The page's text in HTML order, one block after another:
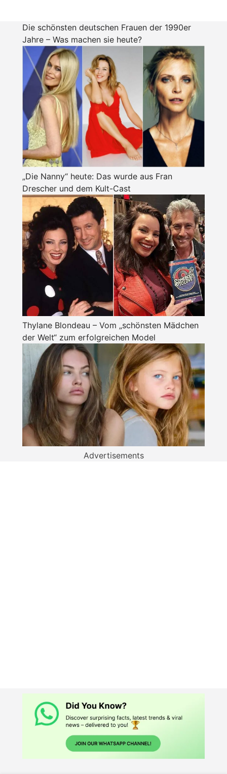
Die schönsten deutschen Frauen der 1990er
Jahre – Was machen sie heute?
„Die Nanny“ heute: Das wurde aus Fran
Drescher und dem Kult-Cast
Thylane Blondeau – Vom „schönsten Mädchen
der Welt“ zum erfolgreichen Model
Advertisements